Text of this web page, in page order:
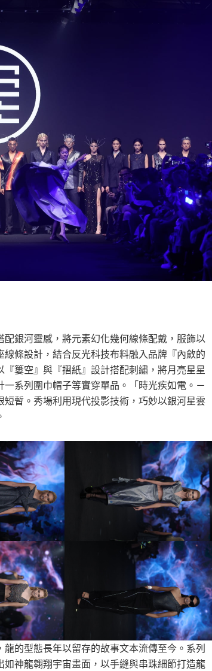
銀河靈感，將元素幻化幾何線條配戴，服飾以
條設計，結合反光科技布料融入品牌『內斂的
簍空』與『摺紙』設計搭配刺繡，將月亮星星
系列圍巾帽子等實穿單品。「時光疾如電。－
暫。秀場利用現代投影技術，巧妙以銀河星雲
的型態長年以留存的故事文本流傳至今。系列
神龍翱翔宇宙畫面，以手縫與串珠細節打造龍